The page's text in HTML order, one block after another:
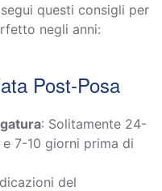
questi consigli per
negli anni:
Post-Posa
: Solitamente 24-
7-10 giorni prima di
del